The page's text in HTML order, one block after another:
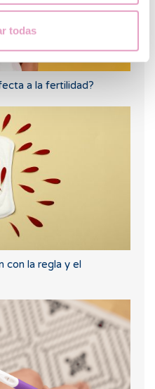
todas
a la fertilidad?
con la regla y el